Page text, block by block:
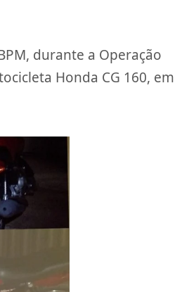
durante a Operação
Honda CG 160, em